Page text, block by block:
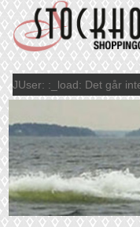
JUser: :_load: Det går